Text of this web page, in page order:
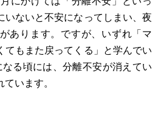
いないと不安になってしまい、夜
あります。ですが、いずれ「マ
てもまた戻ってくる」と学んでい
る頃には、分離不安が消えてい
います。